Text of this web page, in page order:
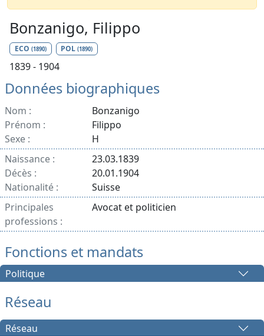
Bonzanigo, Filippo
ECO (1890) POL(1890)
1839 - 1904
Données biographiques
Nom :
Bonzanigo
Prénom :
Filippo
Sexe :
H
Naissance :
23.03.1839
Décès :
20.01.1904
Nationalité :
Suisse
Principales
professions :
Avocat et politicien
Fonctions et mandats
Politique
Réseau
Réseau